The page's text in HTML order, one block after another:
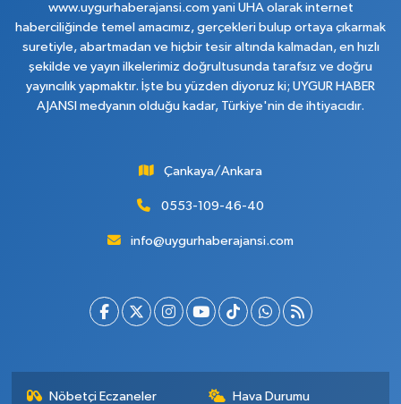
www.uygurhaberajansi.com yani UHA olarak internet
haberciliğinde temel amacımız, gerçekleri bulup ortaya çıkarmak
suretiyle, abartmadan ve hiçbir tesir altında kalmadan, en hızlı
şekilde ve yayın ilkelerimiz doğrultusunda tarafsız ve doğru
yayıncılık yapmaktır. İşte bu yüzden diyoruz ki; UYGUR HABER
AJANSI medyanın olduğu kadar, Türkiye'nin de ihtiyacıdır.
Çankaya/Ankara
0553-109-46-40
info@uygurhaberajansi.com
Nöbetçi Eczaneler Hava Durumu